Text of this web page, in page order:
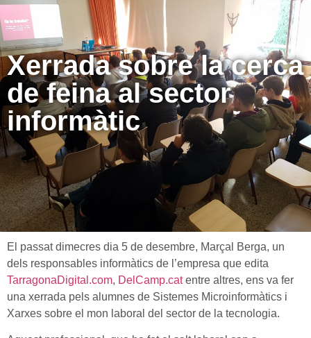
Xerrada sobre la cerca
de feina al sector
informàtic
El passat dimecres dia 5 de desembre, Marçal Berga, un
dels responsables informàtics de l’empresa que edita
TarragonaDigital.com, DelCamp.catentre altres, ens va fer
una xerrada pels alumnes de Sistemes Microinformàtics i
Xarxes sobre el mon laboral del sector de la tecnologia.